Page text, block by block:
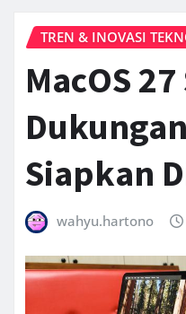
TREN & INOVASI
MacOS
Siapkan
wahyu.hartono